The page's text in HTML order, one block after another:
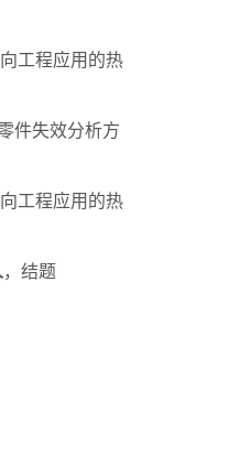
工程应用的热
件失效分析方
工程应用的热
，结题